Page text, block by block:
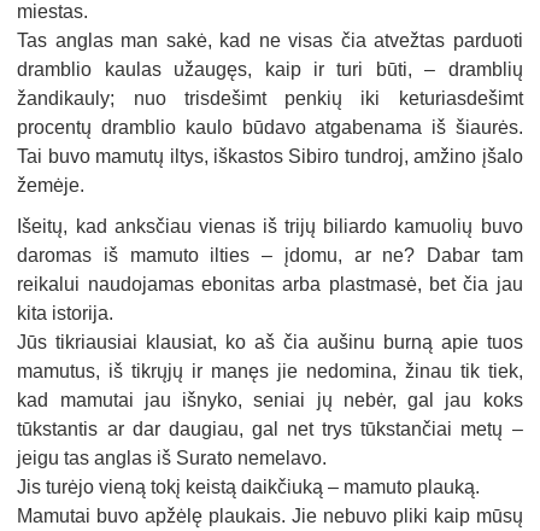
miestas.
Tas anglas man sakė, kad ne visas čia atvežtas parduoti
dramblio kaulas užaugęs, kaip ir turi būti, – dramblių
žandikauly; nuo trisdešimt penkių iki keturiasdešimt
procentų dramblio kaulo būdavo atgabenama iš šiaurės.
Tai buvo mamutų iltys, iškastos Sibiro tundroj, amžino įšalo
žemėje.
Išeitų, kad anksčiau vienas iš trijų biliardo kamuolių buvo
daromas iš mamuto ilties – įdomu, ar ne? Dabar tam
reikalui naudojamas ebonitas arba plastmasė, bet čia jau
kita istorija.
Jūs tikriausiai klausiat, ko aš čia aušinu burną apie tuos
mamutus, iš tikrųjų ir manęs jie nedomina, žinau tik tiek,
kad mamutai jau išnyko, seniai jų nebėr, gal jau koks
tūkstantis ar dar daugiau, gal net trys tūkstančiai metų –
jeigu tas anglas iš Surato nemelavo.
Jis turėjo vieną tokį keistą daikčiuką – mamuto plauką.
Mamutai buvo apžėlę plaukais. Jie nebuvo pliki kaip mūsų